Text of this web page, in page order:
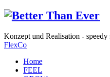
Konzept und Realisation -
FlexCo
Home
FEEL